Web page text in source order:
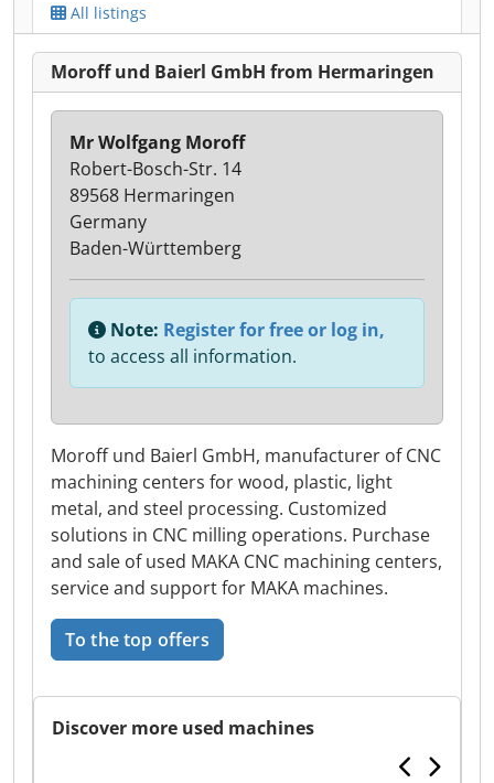
All listings
Moroff und Baierl GmbH from Hermaringen
Moroff und Baierl GmbH, manufacturer of CNC
machining centers for wood, plastic, light
metal, and steel processing. Customized
solutions in CNC milling operations. Purchase
and sale of used MAKA CNC machining centers,
service and support for MAKA machines.
To the top offers
Mr Wolfgang Moroff
Robert-Bosch-Str. 14
89568 Hermaringen
Germany
Baden-Württemberg
Note: Register for free or log in,
to access all information.
Discover more used machines